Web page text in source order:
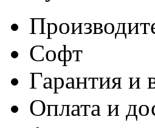
Софт
Гарантия и
Оплата и